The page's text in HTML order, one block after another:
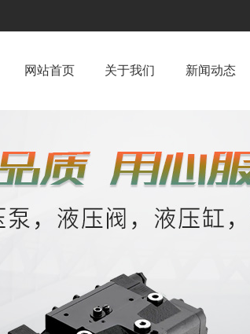
网站首页 关于我们 新闻动态